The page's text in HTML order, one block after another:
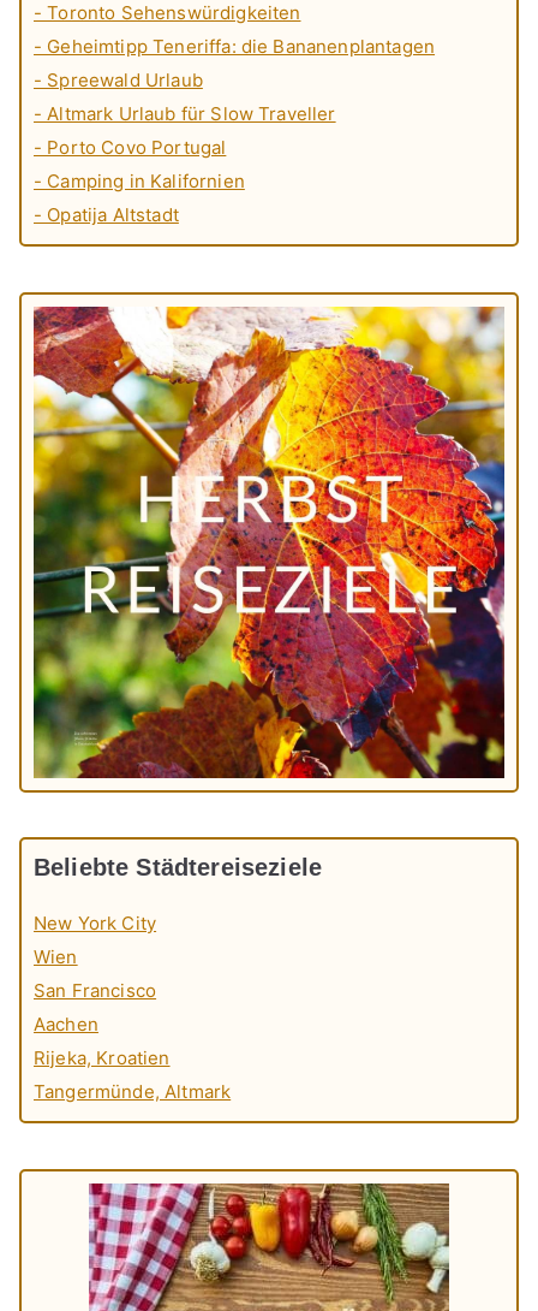
- Toronto Sehenswürdigkeiten
- Geheimtipp Teneriffa: die Bananenplantagen
- Spreewald Urlaub
- Altmark Urlaub für Slow Traveller
- Porto Covo Portugal
- Camping in Kalifornien
- Opatija Altstadt
Beliebte Städtereiseziele
New York City
Wien
San Francisco
Aachen
Rijeka, Kroatien
Tangermünde, Altmark